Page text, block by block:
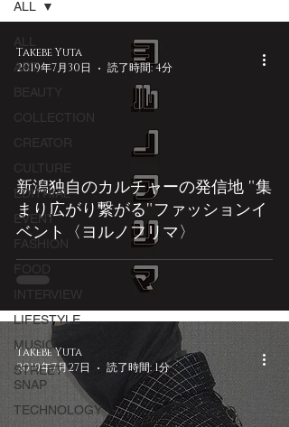
ALL
ART
BEAUTY
COLLECTION
CREATOR
CULTURE
EDITRIAL
EVENT
FASHION
FOOD
INTERVIEW
LIFESTYLE
MUSIC
STREET
SNAP
TECHNOLOGY
ALL
新潟独自のカルチャーの発信地 "集
まり広がり繋がる"ファッションイ
ベント〈ヨルノフリマ〉
Takebe Yuta
2019年7月30日
読了時間: 4分
Takebe Yuta
2019年7月27日
読了時間: 1分